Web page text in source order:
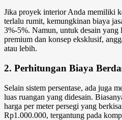
Jika proyek interior Anda memiliki
terlalu rumit, kemungkinan biaya
3%-5%. Namun, untuk desain yang
premium dan konsep eksklusif,
atau lebih.
2. Perhitungan Biaya
Selain sistem persentase, ada juga
luas ruangan yang didesain.
harga per meter persegi yang
Rp1.000.000, tergantung pada